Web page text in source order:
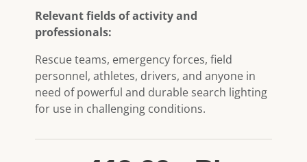
Relevant fields of activity and
professionals:
Rescue teams, emergency forces, field
personnel, athletes, drivers, and anyone in
need of powerful and durable search lighting
for use in challenging conditions.